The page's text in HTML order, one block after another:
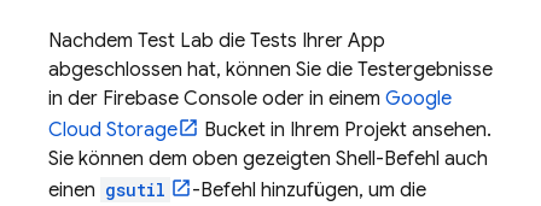
Nachdem Test Lab die Tests Ihrer App
abgeschlossen hat, können Sie die Testergebnisse
in der Firebase Console oder in einem Google
Cloud Storage
Bucket in Ihrem Projekt ansehen.
Sie können dem oben gezeigten Shell-Befehl auch
einen gsutil
-Befehl hinzufügen, um die